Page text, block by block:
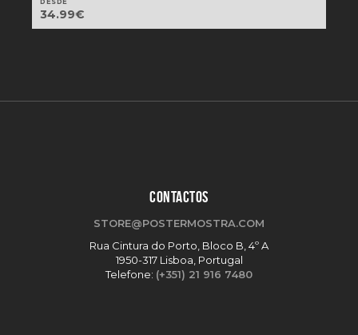
DESDE
34.99€
CONTACTOS
STORE@POSTERMOSTRA.COM
Rua Cintura do Porto, Bloco B, 4º A
1950-317 Lisboa, Portugal
Telefone: (+351) 21 916 7480